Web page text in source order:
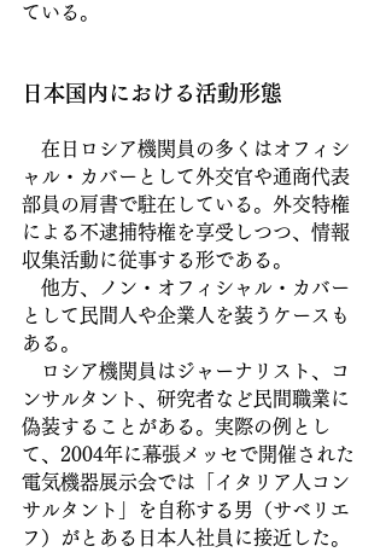
ている。
日本国内における活動形態
在日ロシア機関員の多くはオフィシ
ャル・カバーとして外交官や通商代表
部員の肩書で駐在している。外交特権
による不逮捕特権を享受しつつ、情報
収集活動に従事する形である。
他方、ノン・オフィシャル・カバー
として民間人や企業人を装うケースも
ある。
ロシア機関員はジャーナリスト、コ
ンサルタント、研究者など民間職業に
偽装することがある。実際の例とし
て、2004年に幕張メッセで開催された
電気機器展示会では「イタリア人コン
サルタント」を自称する男（サベリエ
フ）がとある日本人社員に接近した。